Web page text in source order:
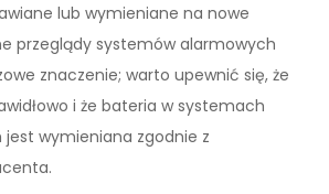
lub wymieniane na nowe
przeglądy systemów alarmowych
znaczenie; warto upewnić się, że
i że bateria w systemach
wymieniana zgodnie z